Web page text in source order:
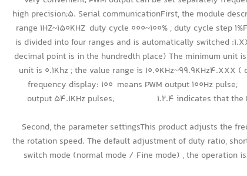
high precision;5. Serial communicationFirst, the module
range 1HZ~150KHZ duty cycle 000~100% , duty cycle step
is divided into four ranges and is automatically switched
decimal point is in the hundredth place) The minimum unit
unit is 0.1Khz ; the value range is 10.0KHz~99.9KHz4.XXX
frequency display: 100 means PWM output
output 54.1KHz pulses; 1.2.4 indicates that the PWM
Second, the parameter settingsThis product adjusts the
the rotation speed. The default adjustment of duty ratio,
switch mode (normal mode / Fine mode) , the operation